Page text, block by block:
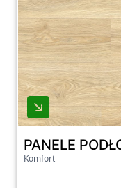
PANELE
Komfort